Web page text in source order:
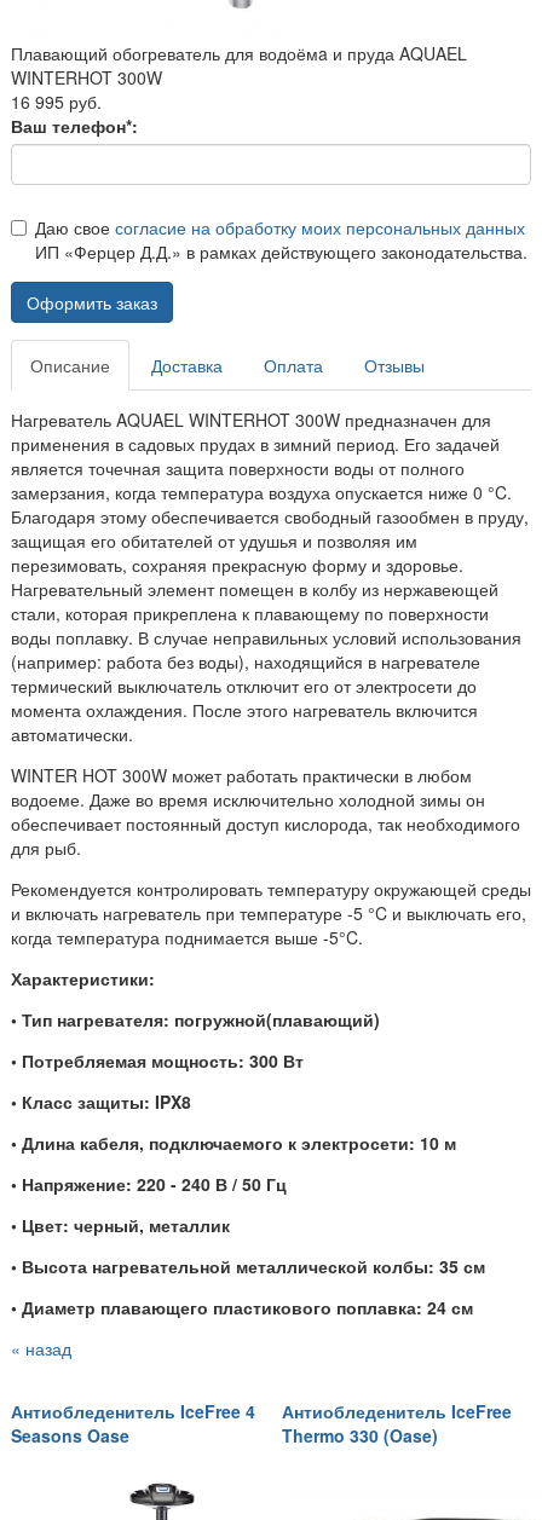
Плавающий обогреватель для водоёмa и пруда AQUAEL
WINTERHOT 300W
16 995 руб.
Ваш телефон*:
Даю свое согласие на обработку моих персональных данных
ИП «Ферцер Д.Д.» в рамках действующего законодательства.
Оформить заказ
Описание Доставка Оплата Отзывы
Нагреватель AQUAEL WINTERHOT 300W предназначен для
применения в садовых прудах в зимний период. Его задачей
является точечная защита поверхности воды от полного
замерзания, когда температура воздуха опускается ниже 0 °C.
Благодаря этому обеспечивается свободный газообмен в пруду,
защищая его обитателей от удушья и позволяя им
перезимовать, сохраняя прекрасную форму и здоровье.
Нагревательный элемент помещен в колбу из нержавеющей
стали, которая прикреплена к плавающему по поверхности
воды поплавку. В случае неправильных условий использования
(например: работа без воды), находящийся в нагревателе
термический выключатель отключит его от электросети до
момента охлаждения. После этого нагреватель включится
автоматически.
WINTER HOT 300W может работать практически в любом
водоеме. Даже во время исключительно холодной зимы он
обеспечивает постоянный доступ кислорода, так необходимого
для рыб.
Рекомендуется контролировать температуру окружающей среды
и включать нагреватель при температуре -5 °C и выключать его,
когда температура поднимается выше -5°C.
Характеристики:
• Тип нагревателя: погружной(плавающий)
• Потребляемая мощность: 300 Вт
• Класс защиты: IPX8
• Длина кабеля, подключаемого к электросети: 10 м
• Напряжение: 220 - 240 В / 50 Гц
• Цвет: черный, металлик
• Высота нагревательной металлической колбы: 35 см
• Диаметр плавающего пластикового поплавка: 24 см
« назад
Антиобледенитель IceFree 4
Seasons Oase
Антиобледенитель IceFree
Thermo 330 (Oase)